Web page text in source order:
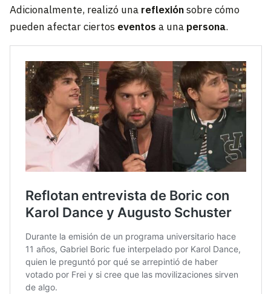
Adicionalmente, realizó una reflexiónsobre cómo
pueden afectar ciertos eventos a una persona.